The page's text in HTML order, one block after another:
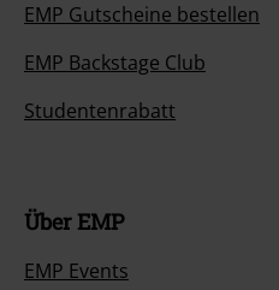
EMP Gutscheine bestellen
EMP Backstage Club
Studentenrabatt
Über EMP
EMP Events